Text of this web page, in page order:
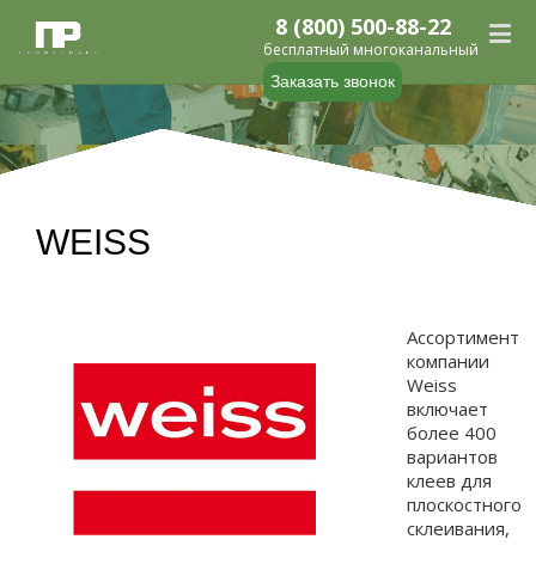
Заказать звонок
8 (800) 500-88-22
бесплатный многоканальный
WEISS
Ассортимент
компании
Weiss
включает
более 400
вариантов
клеев для
плоскостного
склеивания,